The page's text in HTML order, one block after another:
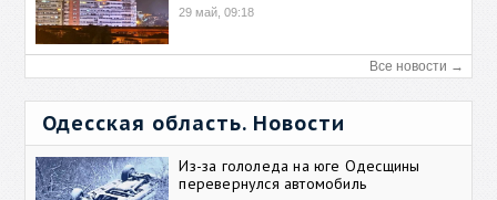
29 май, 09:18
Все новости →
Одесская область. Новости
Из-за гололеда на юге Одесщины
перевернулся автомобиль